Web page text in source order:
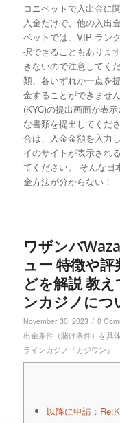
コニベットで入出金に
入金だけで、他の入出
ベットでは、VIP ラン
択できることもありま
きないので注意してく
類、各いずれか一点を
金することができませ
(KYC)の提出画面が表
な書類を提出してくだ
合は、入金金額を入力
イのサイトが表示され
てください。 そんな日
金方法が分からない！
ワザンバ
ュー 特徴や
どを解説 教
ンカジノにつ
November 30, 2023 / 0
出金条件（賭け条件）を具
ラインカジノ『カジワン』 -
以降に申請：